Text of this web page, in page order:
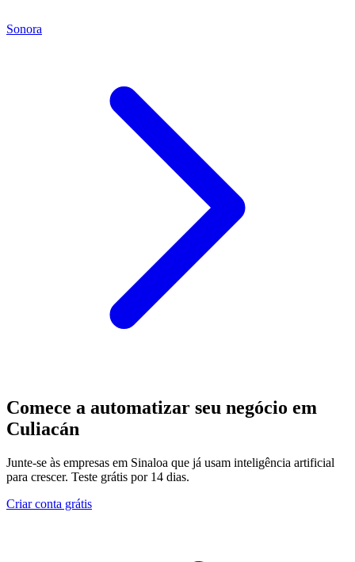
Sonora
Comece a automatizar seu negócio em
Culiacán
Junte-se às empresas em Sinaloa que já usam inteligência artificial
para crescer. Teste grátis por 14 dias.
Criar conta grátis